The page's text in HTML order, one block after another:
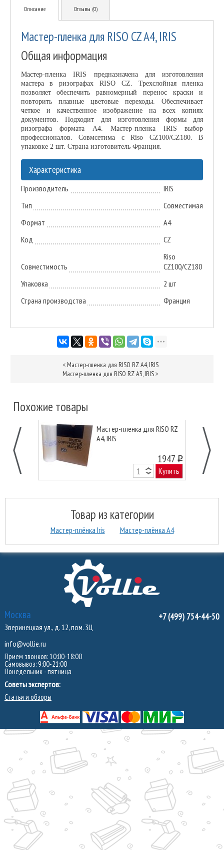
Описание Отзывы (0)
Мастер-пленка для RISO CZ A4, IRIS
Общая информация
Мастер-пленка IRIS предназначена для изготовления
мастера в ризографах RISO CZ. Трехслойная пленка
позволяет обеспечить равномерный перенос краски и
повторить плавные цветовые переходы. Обеспечивает
четкое и качественное изображение на всех копиях
документов. Подходит для изготовления формы для
ризографа формата А4. Мастер-пленка IRIS выбор
профессионалов. Совмсетима с Riso CZ100/CZ180. В
упаковке 2 шт. Страна изготовитель Франция.
Характеристика
Производитель
IRIS
Тип
Совместимая
Формат
A4
Код
CZ
Совместимость
Riso
CZ100/CZ180
Упаковка
2 шт
Страна производства
Франция
< Мастер-пленка для RISO RZ A4, IRIS
Мастер-пленка для RISO RZ A3, IRIS>
Похожие товары
Мастер-пленка для RISO RZ
A4, IRIS
1947 o
Купить
Товар из категории
Мастер-плёнка Iris Мастер-плёнка А4
Москва
Зверинецкая ул., д. 12, пом. 3Ц
info@vollie.ru
Прием звонков: 10:00-18:00
Самовывоз: 9:00-21:00
Понедельник - пятница
Советы экспертов:
Статьи и обзоры
+7 (499) 754-44-50